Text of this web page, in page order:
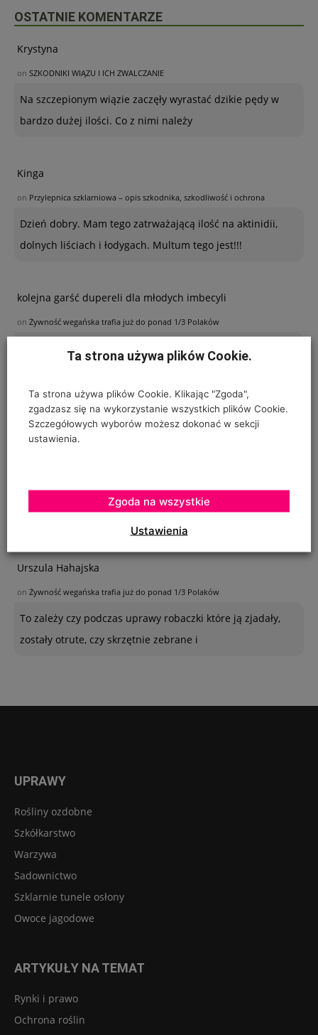
OSTATNIE KOMENTARZE
Krystyna
on SZKODNIKI WIĄZU I ICH ZWALCZANIE
Na szczepionym wiązie zaczęły wyrastać dzikie pędy w
bardzo dużej ilości. Co z nimi należy
Kinga
on Przylepnica szklarniowa – opis szkodnika, szkodliwość i ochrona
Dzień dobry. Mam tego zatrważającą ilość na aktinidii,
dolnych liściach i łodygach. Multum tego jest!!!
kolejna garść dupereli dla młodych imbecyli
on Żywność wegańska trafia już do ponad 1/3 Polaków
1/3 Polaków je chleb, ziemniaki, owoce, warzywa, pije
Ogrodnik - amator
polipropylenowych używanych w ubiegłym roku do
"prowadzenia" pomidorów w szklarence oraz
Urszula Hahajska
on Żywność wegańska trafia już do ponad 1/3 Polaków
To zależy czy podczas uprawy robaczki które ją zjadały,
zostały otrute, czy skrzętnie zebrane i
UPRAWY
Rośliny ozdobne
Szkółkarstwo
Warzywa
Sadownictwo
Szklarnie tunele osłony
Owoce jagodowe
ARTYKUŁY NA TEMAT
Rynki i prawo
Ochrona roślin
Ta strona używa plików Cookie.
Ta strona używa plików Cookie. Klikając "Zgoda",
zgadzasz się na wykorzystanie wszystkich plików Cookie.
Szczegółowych wyborów możesz dokonać w sekcji
ustawienia.
Ustawienia
Zgoda na wszystkie